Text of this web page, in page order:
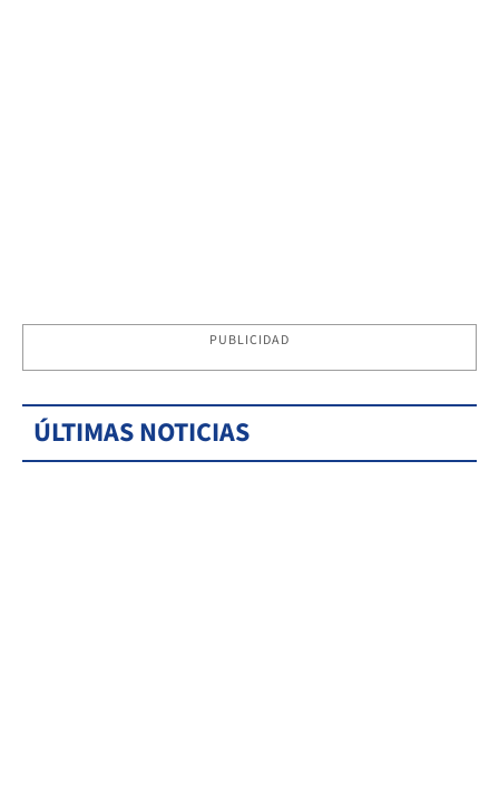
PUBLICIDAD
ÚLTIMAS NOTICIAS